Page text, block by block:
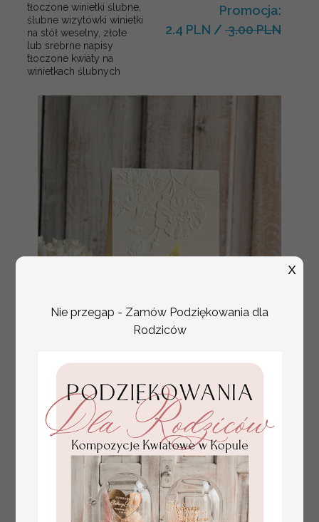
tłoczone winietki ślubne,
ślubne wizytówki winietki
na stół weselny, złote
lub srebrne napisy
tłoczone kwiaty na
winietkach ślubnych
Promocja:
2.4 PLN / 3.00 PLN
numerki na stół weselny
z tłoczonymi kwiatami,
eleganckie numerki na
stoły weselne, tłoczone
numerki na stół weselny,
dekoracja stołów
weselnych tłoczone
Promocja:
10 PLN/ 13.00 PLN
Nie przegap - Zamów Podziękowania dla
Rodziców
X